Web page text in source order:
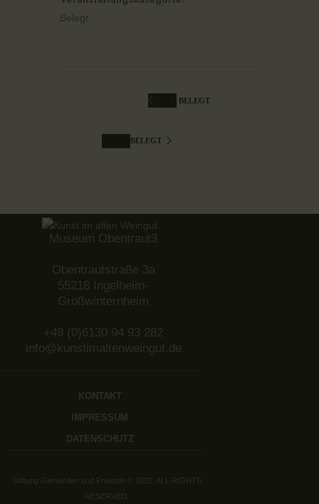
Belegt
BELEGT
BELEGT
Museum Obentraut3
Obentrautstraße 3a
55218 Ingelheim-
Großwinternheim
+49 (0)6130 94 93 282
info@kunstimaltenweingut.de
KONTAKT
IMPRESSUM
DATENSCHUTZ
Stiftung Gemünden und Freunde © 2022. ALL RIGHTS
RESERVED.